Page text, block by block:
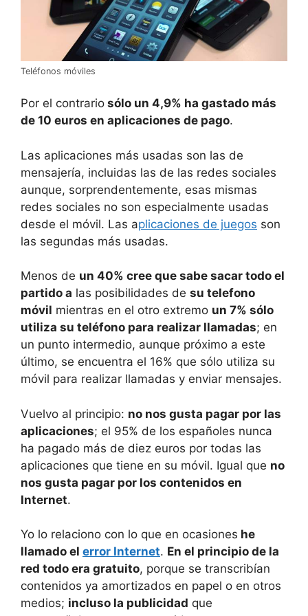
Teléfonos móviles
Por el contrario sólo un 4,9% ha gastado más
de 10 euros en aplicaciones de pago.
Las aplicaciones más usadas son las de
mensajería, incluidas las de las redes sociales
aunque, sorprendentemente, esas mismas
redes sociales no son especialmente usadas
desde el móvil. Las aplicaciones de juegos son
las segundas más usadas.
Menos de un 40% cree que sabe sacar todo el
partido a las posibilidades de su telefono
móvil mientras en el otro extremo un 7% sólo
utiliza su teléfono para realizar llamadas; en
un punto intermedio, aunque próximo a este
último, se encuentra el 16% que sólo utiliza su
móvil para realizar llamadas y enviar mensajes.
Vuelvo al principio: no nos gusta pagar por las
aplicaciones; el 95% de los españoles nunca
ha pagado más de diez euros por todas las
aplicaciones que tiene en su móvil. Igual que no
nos gusta pagar por los contenidos en
Internet.
Yo lo relaciono con lo que en ocasiones he
llamado el error Internet. En el principio de la
red todo era gratuito, porque se transcribían
contenidos ya amortizados en papel o en otros
medios; incluso la publicidad que